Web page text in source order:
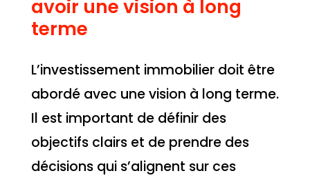
avoir une vision à long
terme
L’investissement immobilier doit être
abordé avec une vision à long terme.
Il est important de définir des
objectifs clairs et de prendre des
décisions qui s’alignent sur ces